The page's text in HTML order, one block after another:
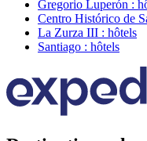
Gregorio Luperón :
Centro Histórico de
La Zurza III : hôtels
Santiago : hôtels